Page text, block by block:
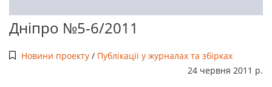
Дніпро №5-6/2011
Новини проекту/ Публікації у журналах та збірках
24 червня 2011 р.